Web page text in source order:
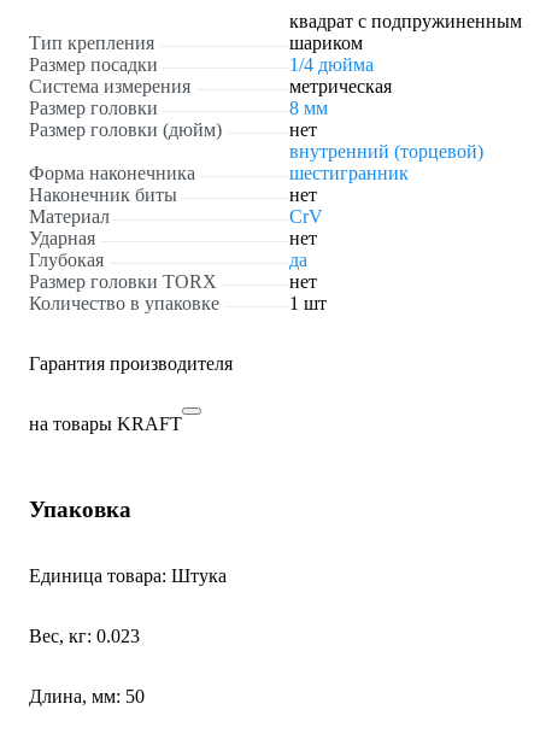
Тип крепления
квадрат с подпружиненным
шариком
Размер посадки
1/4 дюйма
Система измерения
метрическая
Размер головки
8 мм
Размер головки (дюйм)
нет
Форма наконечника
внутренний (торцевой)
шестигранник
Наконечник биты
нет
Материал
CrV
Ударная
нет
Глубокая
да
Размер головки TORX
нет
Количество в упаковке
1 шт
Гарантия производителя
на товары KRAFT
Упаковка
Единица товара: Штука
Вес, кг: 0.023
Длина, мм: 50